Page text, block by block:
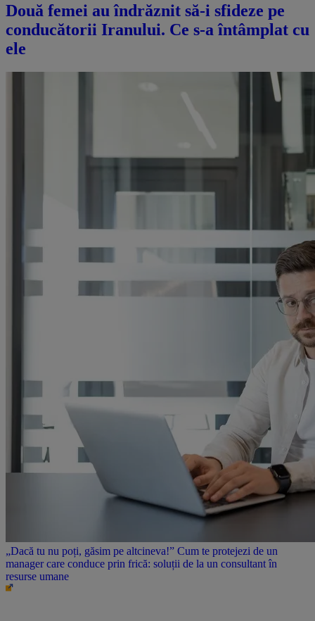
Două femei au îndrăznit să-i sfideze pe
conducătorii Iranului. Ce s-a întâmplat cu
ele
„Dacă tu nu poți, găsim pe altcineva!” Cum te protejezi de un
manager care conduce prin frică: soluții de la un consultant în
resurse umane